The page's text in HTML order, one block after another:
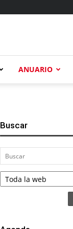
ANUARIO
Buscar